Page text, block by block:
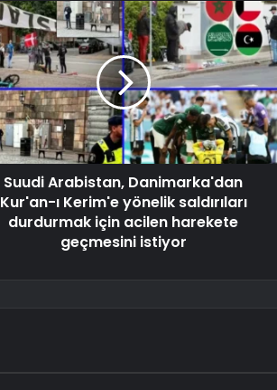
Suudi Arabistan, Danimarka'dan
Kur'an-ı Kerim'e yönelik saldırıları
durdurmak için acilen harekete
geçmesini istiyor